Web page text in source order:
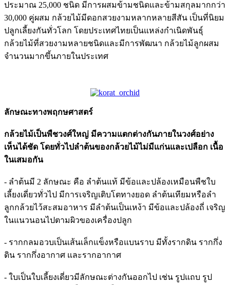
ประมาณ 25,000 ชนิด มีการผสมข้ามชนิดและข้ามสกุลมากกว่า
30,000 คู่ผสม กล้วยไม้มีดอกสวยงามหลากหลายสีสัน เป็นที่นิยม
ปลูกเลี้ยงกันทั่วโลก โดยประเทศไทยเป็นแหล่งกำเนิดพันธุ์
กล้วยไม้ที่สวยงามหลายชนิดและมีการพัฒนา กล้วยไม้ลูกผสม
จำนวนมากขึ้นภายในประเทศ
ลักษณะทางพฤกษศาสตร์
กล้วยไม้เป็นพืชวงศ์ใหญ่ มีความแตกต่างกันภายในวงศ์อย่าง
เห็นได้ชัด โดยทั่วไปลำต้นของกล้วยไม้ไม่มีแก่นและเปลือก เนื้อ
ในเสมอกัน
- ลำต้นมี 2 ลักษณะ คือ ลำต้นแท้ มีข้อและปล้องเหมือนพืชใบ
เลี้ยงเดี่ยวทั่วไป มีการเจริญเติบโตทางยอด ลำต้นเทียมหรือลำ
ลูกกล้วยไว้สะสมอาหาร มีลำต้นเป็นเหง้า มีข้อและปล้องถี่ เจริญ
ในแนวนอนไปตามผิวของเครื่องปลูก
- รากกลมอวบเป็นเส้นเล็กแข็งหรือแบนราบ มีทั้งรากดิน รากกึ่ง
ดิน รากกึ่งอากาศ และรากอากาศ
- ใบเป็นใบเลี้ยงเดี่ยวมีลักษณะต่างกันออกไป เช่น รูปแถบ รูป